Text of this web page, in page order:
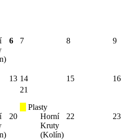
6 7 8 9
13 14 15
16
20
21
Plasty
Horní
Kruty
(Kolín)
22 23